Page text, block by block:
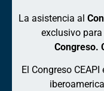
La asistencia al
exclusivo
Congreso.
El Congreso